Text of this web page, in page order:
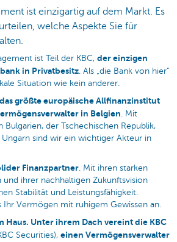
ist einzigartig auf dem Markt. Es
welche Aspekte Sie für
ist Teil der KBC, der einzigen
in Privatbesitz. Als „die Bank von hier“
Situation wie kein anderer.
das größte europäische Allfinanzinstitut
in Belgien. Mit
Bulgarien, der Tschechischen Republik,
sind wir ein wichtiger Akteur in
Finanzpartner. Mit ihren starken
und ihrer nachhaltigen Zukunftsvision
Stabilität und Leistungsfähigkeit.
Ihr Vermögen mit ruhigem Gewissen an.
Haus. Unter ihrem Dach vereint die KBC
Securities), einen Vermögensverwalter